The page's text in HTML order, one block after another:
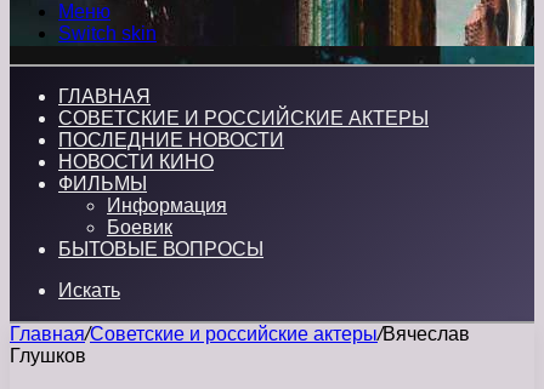
Меню
Switch skin
ГЛАВНАЯ
СОВЕТСКИЕ И РОССИЙСКИЕ АКТЕРЫ
ПОСЛЕДНИЕ НОВОСТИ
НОВОСТИ КИНО
ФИЛЬМЫ
Информация
Боевик
БЫТОВЫЕ ВОПРОСЫ
Искать
Главная/Советские и российские актеры/Вячеслав
Глушков